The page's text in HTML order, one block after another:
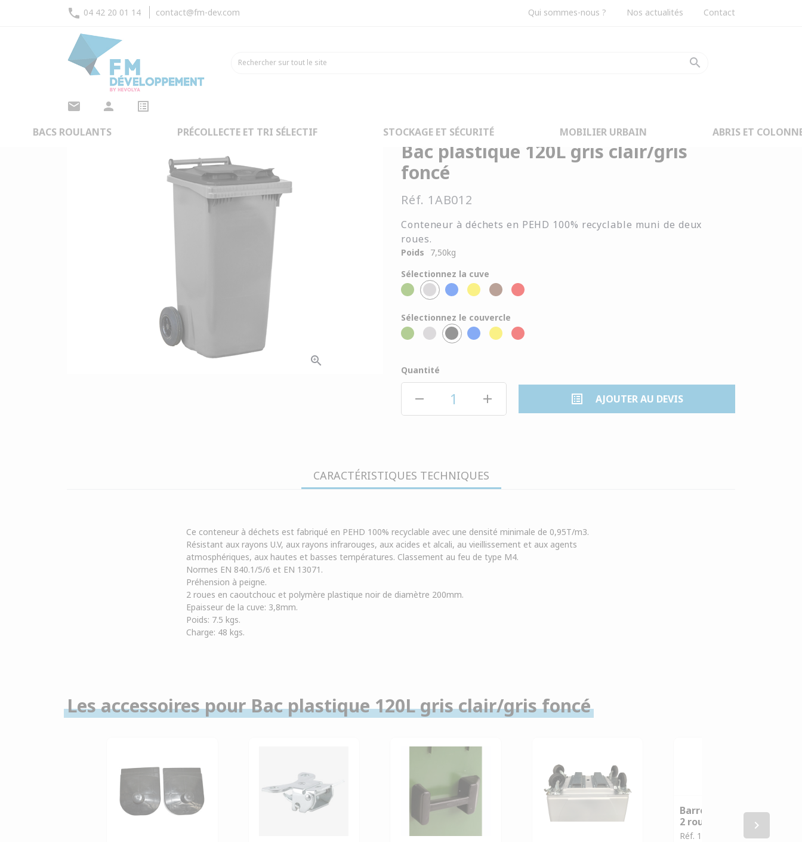
phone 04 42 20 01 14 contact@fm-dev.com Qui sommes-nous ? Nos actualités Contact
search
mail person list_alt
BACS ROULANTS PRÉCOLLECTE ET TRI SÉLECTIF STOCKAGE ET SÉCURITÉ MOBILIER URBAIN ABRIS ET
arrow_back RETOUR Accueil
zoom_in
Bac plastique 120L gris clair/gris
foncé
Réf. 1AB012
Conteneur à déchets en PEHD 100% recyclable muni de deux
roues.
Poids 7,50kg
Sélectionnez la cuve
Sélectionnez le couvercle
Quantité
remove add list_alt AJOUTER AU DEVIS
CARACTÉRISTIQUES TECHNIQUES
Ce conteneur à déchets est fabriqué en PEHD 100% recyclable avec une densité minimale de 0,95T/m3.
Résistant aux rayons U.V, aux rayons infrarouges, aux acides et alcali, au vieillissement et aux agents
atmosphériques, aux hautes et basses températures. Classement au feu de type M4.
Normes EN 840.1/5/6 et EN 13071.
Préhension à peigne.
2 roues en caoutchouc et polymère plastique noir de diamètre 200mm.
Epaisseur de la cuve: 3,8mm.
Poids: 7.5 kgs.
Charge: 48 kgs.
Les accessoires pour Bac plastique 120L gris clair/gris foncé
keyboard_arrow_right
Barre ventrale pour
2 roues
Réf. 1DA001